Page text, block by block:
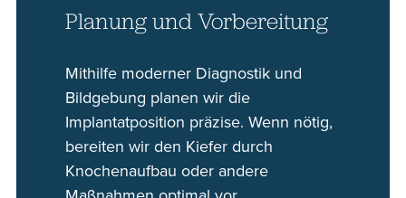
Planung und Vorbereitung
Mithilfe moderner Diagnostik und
Bildgebung planen wir die
Implantatposition präzise. Wenn nötig,
bereiten wir den Kiefer durch
Knochenaufbau oder andere